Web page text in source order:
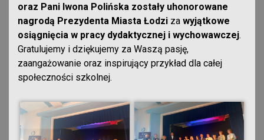
oraz Pani Iwona Polińska zostały uhonorowane
nagrodą Prezydenta Miasta Łodzi za wyjątkowe
osiągnięcia w pracy dydaktycznej i wychowawczej.
Gratulujemy i dziękujemy za Waszą pasję,
zaangażowanie oraz inspirujący przykład dla całej
społeczności szkolnej.